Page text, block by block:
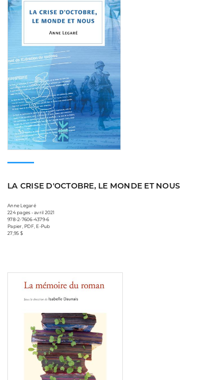
LA CRISE D'OCTOBRE, LE MONDE ET NOUS
Anne Legaré
224 pages • avril 2021
978-2-7606-4379-6
Papier, PDF, E-Pub
27,95 $